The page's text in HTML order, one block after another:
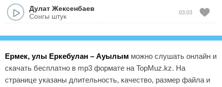
Дулат Жексенбаев
Сонгы штук
03:03
Ермек, улы Еркебулан – Ауылым можно слушать онлайн и
скачать бесплатно в mp3 формате на TopMuz.kz. На
странице указаны длительность, качество, размер файла и